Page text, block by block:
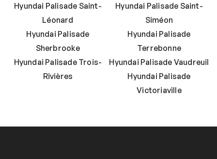
Hyundai Palisade Saint-
Léonard
Hyundai Palisade Saint-
Siméon
Hyundai Palisade
Sherbrooke
Hyundai Palisade
Terrebonne
Hyundai Palisade Trois-
Rivières
Hyundai Palisade Vaudreuil
Hyundai Palisade
Victoriaville